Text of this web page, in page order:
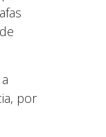
por